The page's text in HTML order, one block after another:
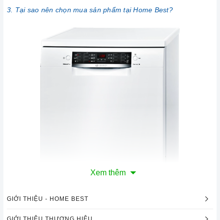
3. Tại sao nên chọn mua sản phẩm tại Home Best?
Xem thêm
GIỚI THIỆU - HOME BEST